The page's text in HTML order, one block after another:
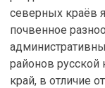
северных краёв
почвенное
районов
край, в отличие